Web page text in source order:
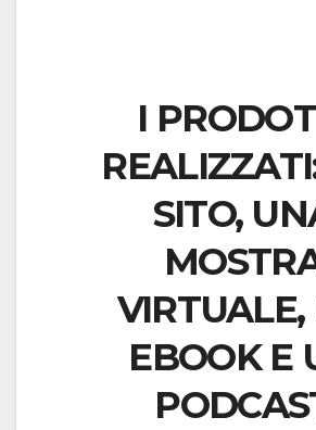
I
SITO,
VIRTUALE,
EBOOK E